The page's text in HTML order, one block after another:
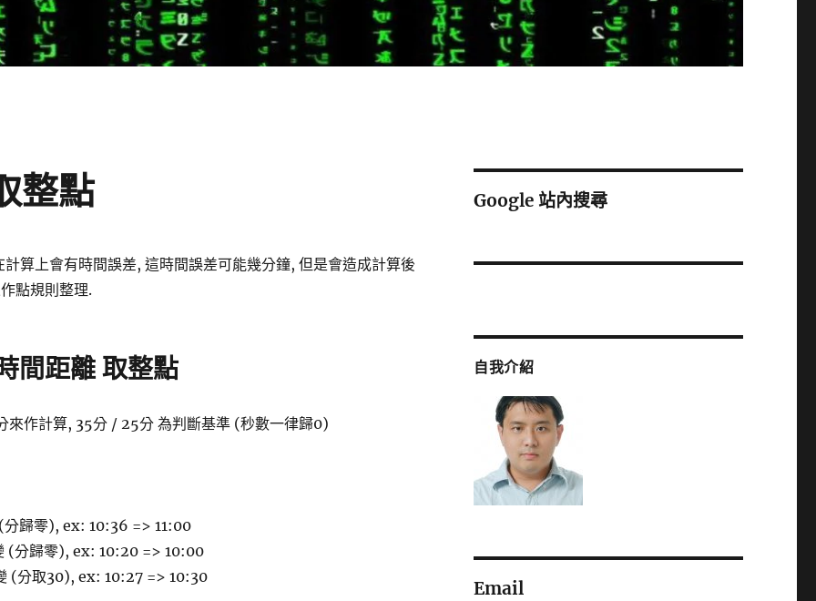
整點
算上會有時間誤差, 這時間誤差可能幾分鐘, 但是會造成計算後
點規則整理.
間距離 取整點
來作計算, 35分 / 25分 為判斷基準 (秒數一律歸0)
分歸零), ex: 10:36 => 11:00
(分歸零), ex: 10:20 => 10:00
(分取30), ex: 10:27 => 10:30
Google 站內搜尋
自我介紹
Email